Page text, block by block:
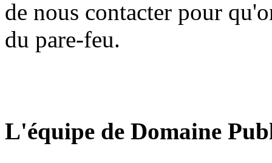
de nous contacter pour
du pare-feu.
L'équipe de Domaine